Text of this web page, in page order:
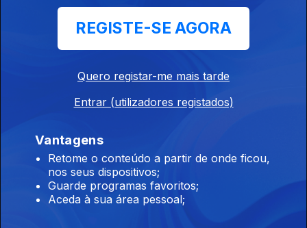
Missão inadmissível
Cristina, rainha da bifana
05 nov. 2021
Start-ups que ninguém pediu na WebSummit
REGISTE-SE AGORA
Quero registar-me mais tarde
Entrar (utilizadores registados)
Vantagens
Retome o conteúdo a partir de onde ficou,
nos seus dispositivos;
Guarde programas favoritos;
Aceda à sua área pessoal;